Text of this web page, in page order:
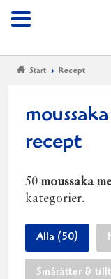
Meny
Start Recept
recept
50 moussaka
kategorier.
Alla (50)
Smårätter &